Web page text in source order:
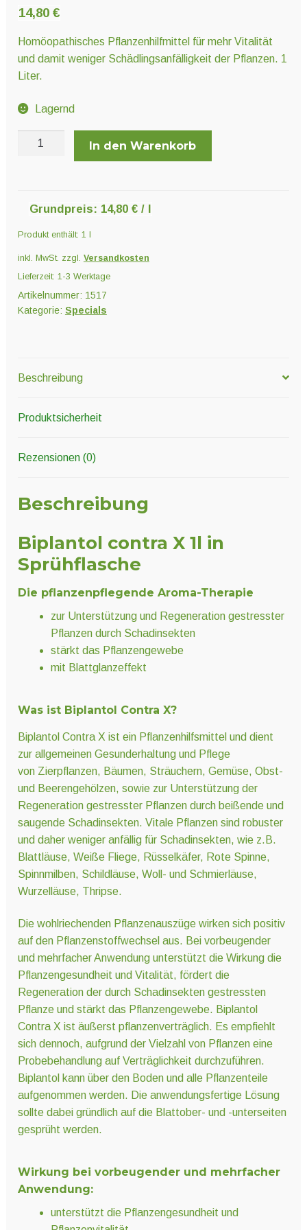
Pflanzenschutz und Biozide
Saatgut
Sonstiges
14,80 €
Homöopathisches Pflanzenhilfmittel für mehr Vitalität
und damit weniger Schädlingsanfälligkeit der Pflanzen. 1
Liter.
Lagernd
Biplantol
Menge
In den Warenkorb
Grundpreis: 14,80€ / l
Produkt enthält: 1 l
inkl. MwSt. zzgl. Versandkosten
Lieferzeit: 1-3 Werktage
Artikelnummer: 1517
Kategorie: Specials
Beschreibung
Produktsicherheit
Rezensionen (0)
Beschreibung
Biplantol contra X 1l in
Sprühflasche
Die pflanzenpflegende Aroma-Therapie
zur Unterstützung und Regeneration gestresster
Pflanzen durch Schadinsekten
stärkt das Pflanzengewebe
mit Blattglanzeffekt
Was ist Biplantol Contra X?
Biplantol Contra X ist ein Pflanzenhilfsmittel und dient
zur allgemeinen Gesunderhaltung und Pflege
von Zierpflanzen, Bäumen, Sträuchern, Gemüse, Obst-
und Beerengehölzen, sowie zur Unterstützung der
Regeneration gestresster Pflanzen durch beißende und
saugende Schadinsekten. Vitale Pflanzen sind robuster
und daher weniger anfällig für Schadinsekten, wie z.B.
Blattläuse, Weiße Fliege, Rüsselkäfer, Rote Spinne,
Spinnmilben, Schildläuse, Woll- und Schmierläuse,
Wurzelläuse, Thripse.
Die wohlriechenden Pflanzenauszüge wirken sich positiv
auf den Pflanzenstoffwechsel aus. Bei vorbeugender
und mehrfacher Anwendung unterstützt die Wirkung die
Pflanzengesundheit und Vitalität, fördert die
Regeneration der durch Schadinsekten gestressten
Pflanze und stärkt das Pflanzengewebe. Biplantol
Contra X ist äußerst pflanzenverträglich. Es empfiehlt
sich dennoch, aufgrund der Vielzahl von Pflanzen eine
Probebehandlung auf Verträglichkeit durchzuführen.
Biplantol kann über den Boden und alle Pflanzenteile
aufgenommen werden. Die anwendungsfertige Lösung
sollte dabei gründlich auf die Blattober- und -unterseiten
gesprüht werden.
Wirkung bei vorbeugender und mehrfacher
Anwendung:
unterstützt die Pflanzengesundheit und